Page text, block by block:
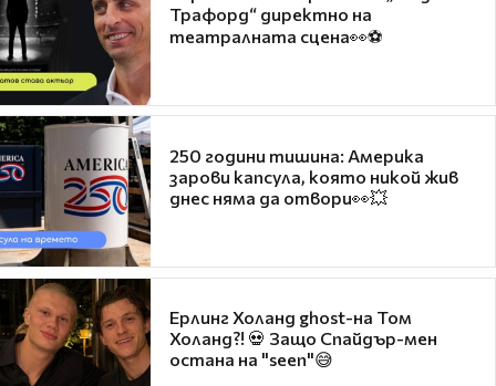
Трафорд“ директно на
театралната сцена👀⚽
250 години тишина: Америка
зарови капсула, която никой жив
днес няма да отвори👀💥
Ерлинг Холанд ghost-на Том
Холанд?! 💀 Защо Спайдър-мен
остана на "seen"😅